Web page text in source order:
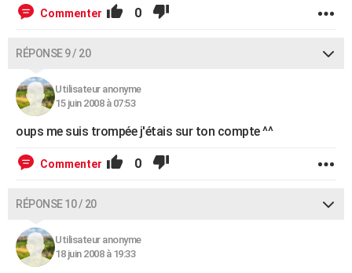
Commenter 0
RÉPONSE 9 / 20
Utilisateur anonyme
15 juin 2008 à 07:53
oups me suis trompée j'étais sur ton compte ^^
Commenter 0
RÉPONSE 10 / 20
Utilisateur anonyme
18 juin 2008 à 19:33